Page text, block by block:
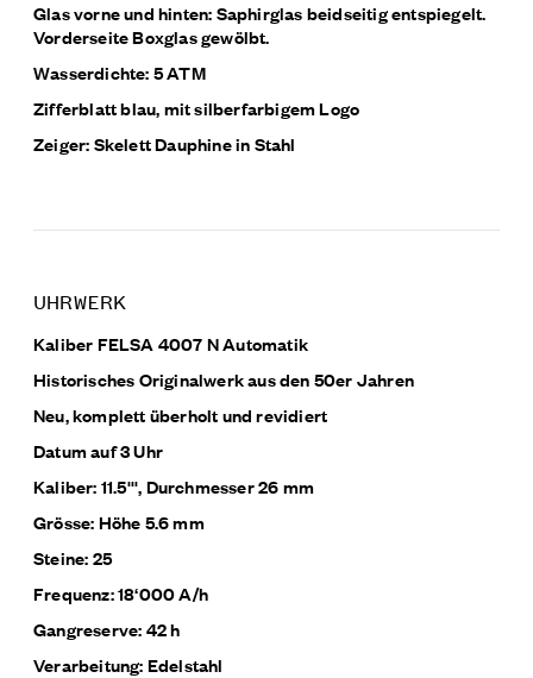
Glas vorne und hinten: Saphirglas beidseitig entspiegelt.
Vorderseite Boxglas gewölbt.
Wasserdichte: 5 ATM
Zifferblatt blau, mit silberfarbigem Logo
Zeiger: Skelett Dauphine in Stahl
UHRWERK
Kaliber FELSA 4007 N Automatik
Historisches Originalwerk aus den 50er Jahren
Neu, komplett überholt und revidiert
Datum auf 3 Uhr
Kaliber: 11.5''', Durchmesser 26 mm
Grösse: Höhe 5.6 mm
Steine: 25
Frequenz: 18‘000 A/h
Gangreserve: 42 h
Verarbeitung: Edelstahl